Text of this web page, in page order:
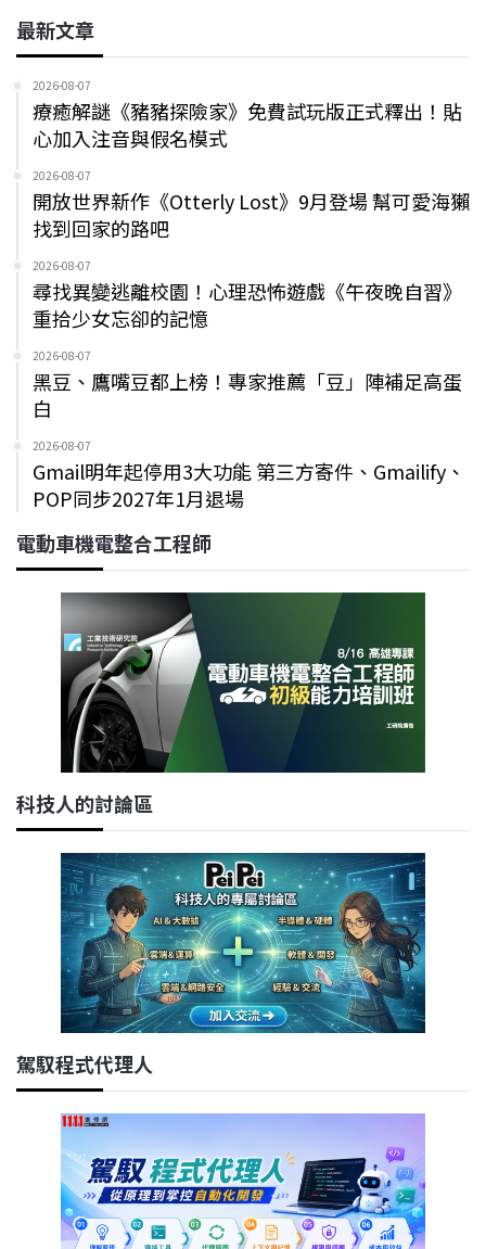
最新文章
2026-08-07
療癒解謎《豬豬探險家》免費試玩版正式釋出！貼
心加入注音與假名模式
2026-08-07
開放世界新作《Otterly Lost》9月登場 幫可愛海獺
找到回家的路吧
2026-08-07
尋找異變逃離校園！心理恐怖遊戲《午夜晚自習》
重拾少女忘卻的記憶
2026-08-07
黑豆、鷹嘴豆都上榜！專家推薦「豆」陣補足高蛋
白
2026-08-07
Gmail明年起停用3大功能 第三方寄件、Gmailify、
POP同步2027年1月退場
電動車機電整合工程師
科技人的討論區
駕馭程式代理人